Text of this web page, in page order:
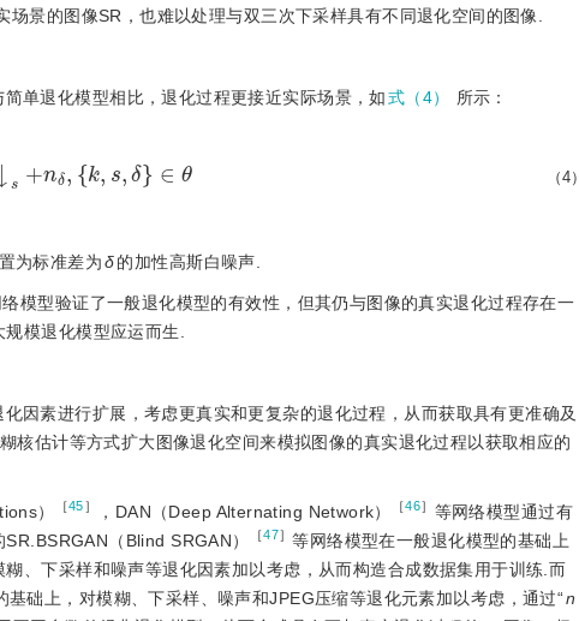
景的图像SR，也难以处理与双三次下采样具有不同退化空间的图像.
单退化模型相比，退化过程更接近实际场景，如式（4） 所示：
↓ nδ ,s, ∈ θ （4）
为标准差为δ的加性高斯白噪声.
模型验证了一般退化模型的有效性，但其仍与图像的真实退化过程存在一
模退化模型应运而生.
因素进行扩展，考虑更真实和更复杂的退化过程，从而获取具有更准确及
核估计等方式扩大图像退化空间来模拟图像的真实退化过程以获取相应的
） ［45］ ，DAN（Deep Alternating Network） ［46］ 等网络模型通过有
（Blind SRGAN）
［47］等网络模型在一般退化模型的基础上
、下采样和噪声等退化因素加以考虑，从而构造合成数据集用于训练.而
基础上，对模糊、下采样、噪声和JPEG压缩等退化元素加以考虑，通过“ n